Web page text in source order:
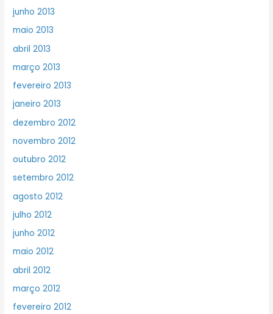
junho 2013
maio 2013
abril 2013
março 2013
fevereiro 2013
janeiro 2013
dezembro 2012
novembro 2012
outubro 2012
setembro 2012
agosto 2012
julho 2012
junho 2012
maio 2012
abril 2012
março 2012
fevereiro 2012